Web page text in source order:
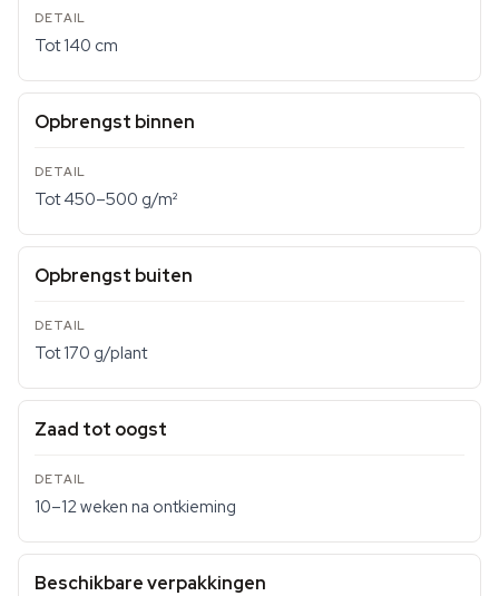
Tot 140 cm
Opbrengst binnen
Tot 450–500 g/m²
Opbrengst buiten
Tot 170 g/plant
Zaad tot oogst
10–12 weken na ontkieming
Beschikbare verpakkingen